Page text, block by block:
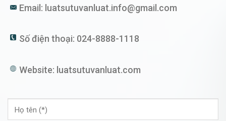
Email: luatsutuvanluat.info@gmail.com
Số điện thoại: 024-8888-1118
Website: luatsutuvanluat.com